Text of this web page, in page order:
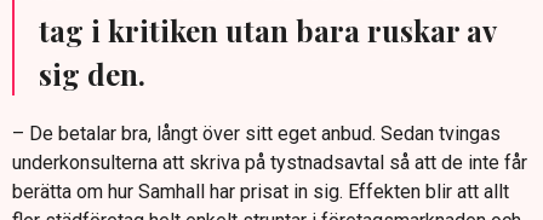
tag i kritiken utan bara ruskar av
sig den.
– De betalar bra, långt över sitt eget anbud. Sedan tvingas
underkonsulterna att skriva på tystnadsavtal så att de inte får
berätta om hur Samhall har prisat in sig. Effekten blir att allt